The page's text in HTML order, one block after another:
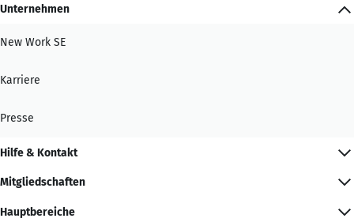
Unternehmen
New Work SE
Karriere
Presse
Hilfe & Kontakt
Mitgliedschaften
Hauptbereiche